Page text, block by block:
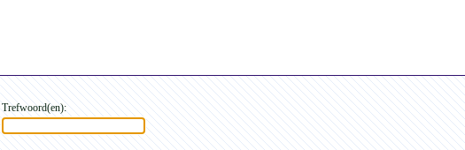
Trefwoord(en):